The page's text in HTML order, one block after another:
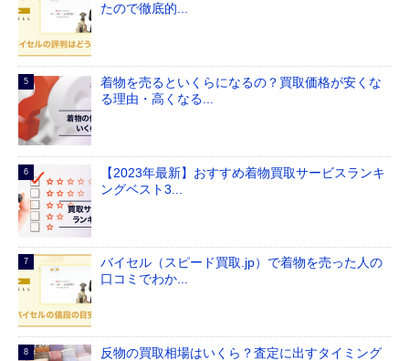
たので徹底的...
着物を売るといくらになるの？買取価格が安くな
る理由・高くなる...
【2023年最新】おすすめ着物買取サービスランキ
ングベスト3...
バイセル（スピード買取.jp）で着物を売った人の
口コミでわか...
反物の買取相場はいくら？査定に出すタイミング